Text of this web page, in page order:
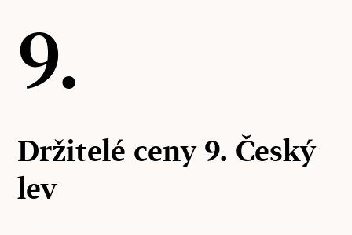
9.
Držitelé ceny 9. Český
lev